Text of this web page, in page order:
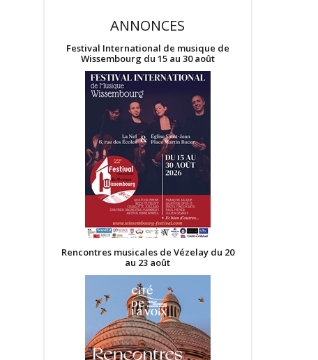
ANNONCES
Festival International de musique de
Wissembourg du 15 au 30 août
Rencontres musicales de Vézelay du 20
au 23 août